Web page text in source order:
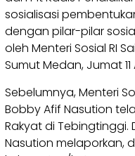
sosialisasi
dengan pilar-pilar
oleh Menteri Sosial RI
Sumut Medan, Jumat 11
Sebelumnya, Menteri
Bobby Afif Nasution
Rakyat di Tebingtinggi.
Nasution melaporkan,